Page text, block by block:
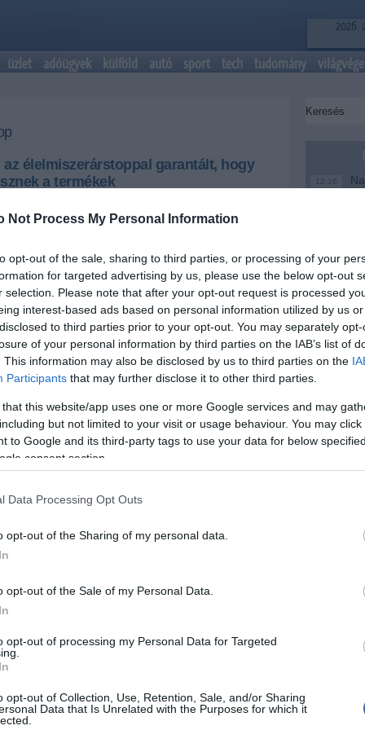
Not Process My Personal Information
opt-out of the sale, sharing to third parties, or processing of your
for targeted advertising by us, please use the below opt-out
selection. Please note that after your opt-out request is processed
interest-based ads based on personal information utilized by us
to third parties prior to your opt-out. You may separately
of your personal information by third parties on the IAB’s list of
This information may also be disclosed by us to third parties on the
Participants that may further disclose it to other third parties.
that this website/app uses one or more Google services and may
but not limited to your visit or usage behaviour. You may
to Google and its third-party tags to use your data for below
consent section.
Data Processing Opt Outs
opt-out of the Sharing of my personal data.
opt-out of the Sale of my Personal Data.
opt-out of processing my Personal Data for Targeted
opt-out of Collection, Use, Retention, Sale, and/or Sharing
Data that Is Unrelated with the Purposes for which it
2026.
üzlet adóügyek külföld autó sport tech tudomány világvége
az élelmiszerárstoppal garantált, hogy
a termékek
garantált, hogy olcsóbbak lesznek az érintett
- mondta Sebestyén Géza, a Corvinus
az M1 aktuális csatorna vasárnap esti
szerint a magyar kormány helyesen és a
reagált a fogyasztói árak növekedésére.
most az egész világra jellemző.
az áfacsökkentés "normál időben" hatékony,
amikor rendkívül gyorsan emelkednek az árak, és
a haszonkulcsukat is növelik, más eszköz kell.
a tavaly októberi fölé, akkor az mindenképp
nem az élelmiszerárstop a kormány első lépése a
is egyre több helyen tartanak elfogadottnak.
arról is, hogy februártól élelmiszert is lehet
kártya klasszikus felhasználási módjai a
miatt nehezebbé váltak.
hozzászólások nem ama.hunetwork nézeteit tükrözik. A
a hírek publikációjával foglalkozik, a kommenteket nem tudja
olvasók személyes véleményét tartalmazzák.
12:16
20:46
16:12
A
12:56
Nem is
Tanár Úr
Mit